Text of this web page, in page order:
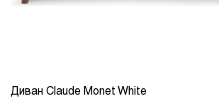
КОЛИЧЕСТВО 1
Диван Claude Monet White